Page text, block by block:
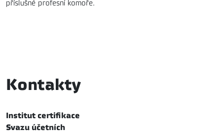
příslušné profesní komoře.
Kontakty
Institut certifikace
Svazu účetních